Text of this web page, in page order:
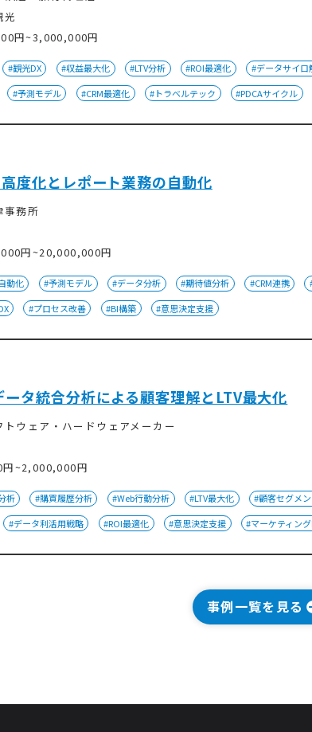
光
円~3,000,000円
#観光DX #収益最大化 #LTV分析 #ROI最適化 #データサイロ
#予測モデル #CRM最適化 #トラベルテック #PDCAサイクル
度化とレポート業務の自動化
事務所
円~20,000,000円
動化 #予測モデル #データ分析 #期待値分析 #CRM連携
#プロセス改善 #BI構築 #意思決定支援
タ統合分析による顧客理解とLTV最大化
トウェア・ハードウェアメーカー
~2,000,000円
析 #購買履歴分析 #Web行動分析 #LTV最大化 #顧客セグメ
#データ利活用戦略 #ROI最適化 #意思決定支援 #マーケティン
事例一覧を見る